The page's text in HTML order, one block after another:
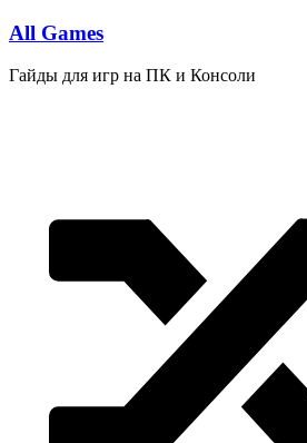
Перейти
содержимому
All Games
Гайды для игр на ПК и Консоли